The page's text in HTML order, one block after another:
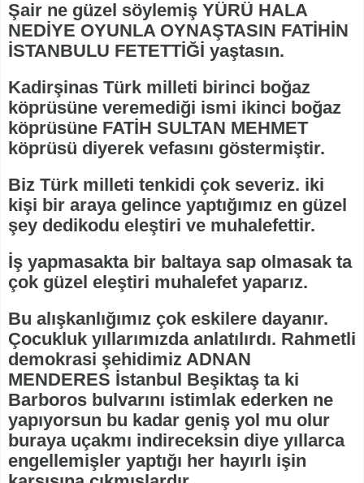
Şair ne güzel söylemiş YÜRÜ HALA
NEDİYE OYUNLA OYNAŞTASIN FATİHİN
İSTANBULU FETETTİĞİ yaştasın.
Kadirşinas Türk milleti birinci boğaz
köprüsüne veremediği ismi ikinci boğaz
köprüsüne FATİH SULTAN MEHMET
köprüsü diyerek vefasını göstermiştir.
Biz Türk milleti tenkidi çok severiz. iki
kişi bir araya gelince yaptığımız en güzel
şey dedikodu eleştiri ve muhalefettir.
İş yapmasakta bir baltaya sap olmasak ta
çok güzel eleştiri muhalefet yaparız.
Bu alışkanlığımız çok eskilere dayanır.
Çocukluk yıllarımızda anlatılırdı. Rahmetli
demokrasi şehidimiz ADNAN
MENDERES İstanbul Beşiktaş ta ki
Barboros bulvarını istimlak ederken ne
yapıyorsun bu kadar geniş yol mu olur
buraya uçakmı indireceksin diye yıllarca
engellemişler yaptığı her hayırlı işin